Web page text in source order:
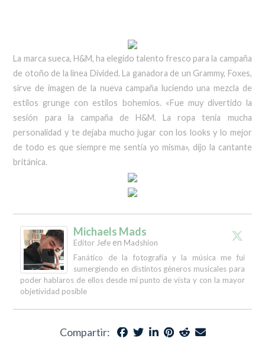
La marca sueca, H&M, ha elegido talento fresco para la campaña
de otoño de la linea Divided. La ganadora de un Grammy, Foxes,
sirve de imagen de la nueva campaña luciendo una mezcla de
estilos grunge con estilos bohemios. «Fue muy divertido la
sesión para la campaña de H&M. La ropa tenia mucha
personalidad y te dejaba mucho jugar con los looks y lo mejor
de todo es que siempre me sentía yo misma», dijo la cantante
británica.
Michaels Mads
Editor Jefe en Madshion
Fanático de la fotografía y la música me fui
sumergiendo en distintos géneros musicales para
poder hablaros de ellos desde mi punto de vista y con la mayor
objetividad posible
Compartir: